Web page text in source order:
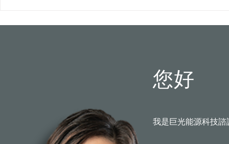
家破解5大迷思
您好
我是巨光能源科技諮